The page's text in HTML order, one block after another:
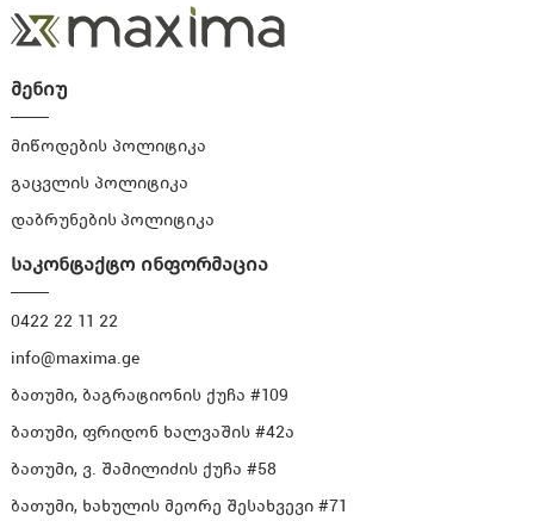
მენიუ
მიწოდების პოლიტიკა
გაცვლის პოლიტიკა
დაბრუნების პოლიტიკა
საკონტაქტო ინფორმაცია
0422 22 11 22
info@maxima.ge
ბათუმი, ბაგრატიონის ქუჩა #109
ბათუმი, ფრიდონ ხალვაშის #42ა
ბათუმი, ვ. შამილიძის ქუჩა #58
ბათუმი, ხახულის მეორე შესახვევი #71